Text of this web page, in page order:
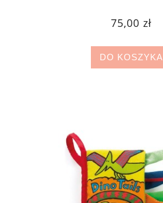
75,00 zł
DO KOSZYKA